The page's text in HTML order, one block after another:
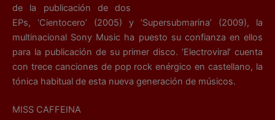
de la publicación de dos
EPs, ‘Cientocero’ (2005) y ‘Supersubmarina’ (2009), la
multinacional Sony Music ha puesto su confianza en ellos
para la publicación de su primer disco. ‘Electroviral’ cuenta
con trece canciones de pop rock enérgico en castellano, la
tónica habitual de esta nueva generación de músicos.
MISS CAFFEINA